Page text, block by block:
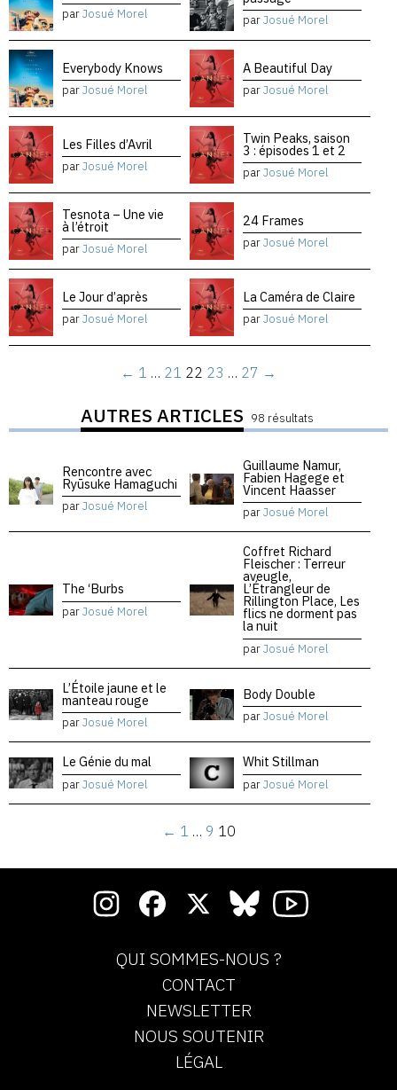
parJosué Morel parJosué Morel
Everybody Knows
parJosué Morel
A Beautiful Day
parJosué Morel
Les Filles d’Avril
parJosué Morel
Twin Peaks, saison
3 : épisodes 1 et 2
parJosué Morel
Tesnota – Une vie
à l’étroit
parJosué Morel
24 Frames
parJosué Morel
Le Jour d’après
parJosué Morel
La Caméra de Claire
parJosué Morel
← 1 … 21 22 23 … 27 →
AUTRES ARTICLES 98 résultats
Rencontre avec
Ryūsuke Hamaguchi
parJosué Morel
Guillaume Namur,
Fabien Hagege et
Vincent Haasser
parJosué Morel
The ‘Burbs
parJosué Morel
Coffret Richard
Fleischer : Terreur
aveugle,
L’Étrangleur de
Rillington Place, Les
flics ne dorment pas
la nuit
parJosué Morel
L’Étoile jaune et le
manteau rouge
parJosué Morel
Body Double
parJosué Morel
Le Génie du mal
parJosué Morel
Whit Stillman
parJosué Morel
← 1 … 9 10
QUI SOMMES-NOUS ?
CONTACT
NEWSLETTER
NOUS SOUTENIR
LÉGAL